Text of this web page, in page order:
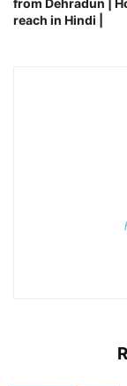
from Dehradun |
reach in Hindi |